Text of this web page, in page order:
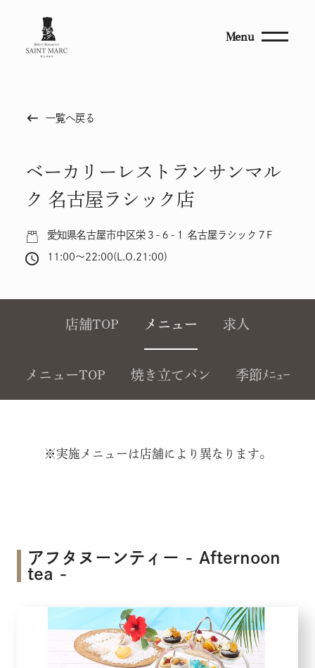
Menu
keyboard_backspace 一覧へ戻る
ベーカリーレストランサンマル
ク 名古屋ラシック店
愛知県名古屋市中区栄３-６-１ 名古屋ラシック７F
11:00～22:00(L.O.21:00)
店舗TOP メニュー 求人
メニューTOP 焼き立てパン 季節ﾒﾆｭｰ
※実施メニューは店舗により異なります。
アフタヌーンティー - Afternoon
tea -